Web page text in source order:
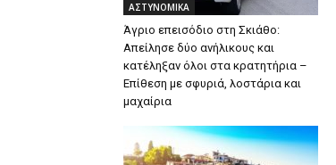
ΑΣΤΥΝΟΜΙΚΑ
Άγριο επεισόδιο στη Σκιάθο:
Απείλησε δύο ανήλικους και
κατέληξαν όλοι στα κρατητήρια –
Επίθεση με σφυριά, λοστάρια και
μαχαίρια